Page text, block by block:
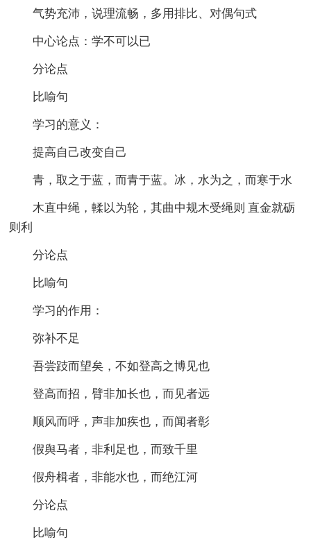
气势充沛，说理流畅，多用排比、对偶句式
中心论点：学不可以已
分论点
比喻句
学习的意义：
提高自己改变自己
青，取之于蓝，而青于蓝。冰，水为之，而寒于水
木直中绳，輮以为轮，其曲中规木受绳则 直金就砺
则利
分论点
比喻句
学习的作用：
弥补不足
吾尝跂而望矣，不如登高之博见也
登高而招，臂非加长也，而见者远
顺风而呼，声非加疾也，而闻者彰
假舆马者，非利足也，而致千里
假舟楫者，非能水也，而绝江河
分论点
比喻句